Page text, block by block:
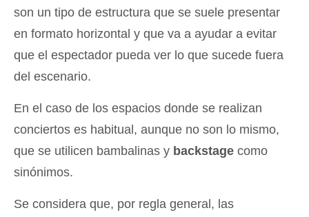
son un tipo de estructura que se suele presentar
en formato horizontal y que va a ayudar a evitar
que el espectador pueda ver lo que sucede fuera
del escenario.
En el caso de los espacios donde se realizan
conciertos es habitual, aunque no son lo mismo,
que se utilicen bambalinas y backstage como
sinónimos.
Se considera que, por regla general, las